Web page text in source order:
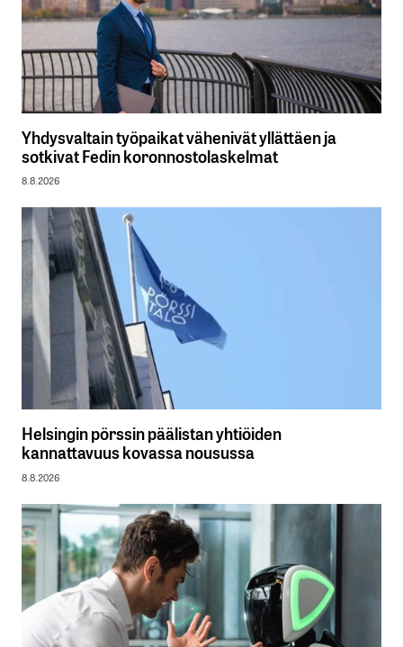
Yhdysvaltain työpaikat vähenivät yllättäen ja
sotkivat Fedin koronnostolaskelmat
8.8.2026
Helsingin pörssin päälistan yhtiöiden
kannattavuus kovassa nousussa
8.8.2026